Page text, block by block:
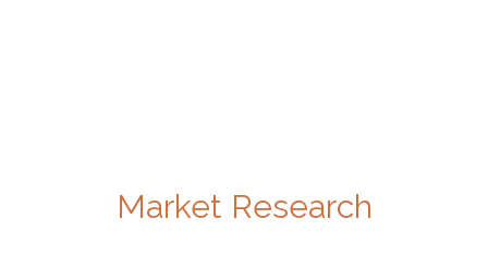
Market Research